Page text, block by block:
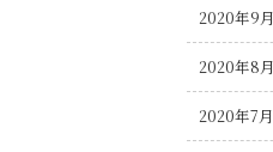
2020年9月
2020年8月
2020年7月